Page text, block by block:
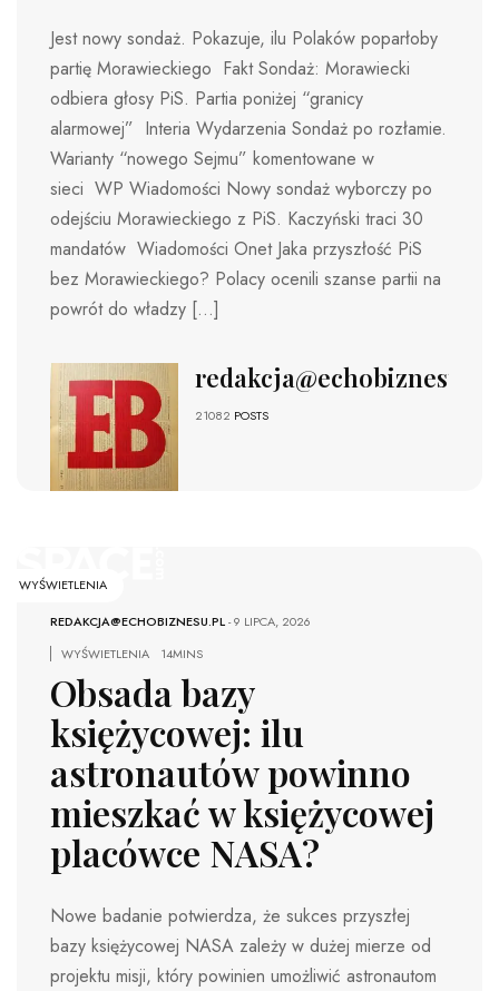
Jest nowy sondaż. Pokazuje, ilu Polaków poparłoby
partię Morawieckiego Fakt Sondaż: Morawiecki
odbiera głosy PiS. Partia poniżej “granicy
alarmowej” Interia Wydarzenia Sondaż po rozłamie.
Warianty “nowego Sejmu” komentowane w
sieci WP Wiadomości Nowy sondaż wyborczy po
odejściu Morawieckiego z PiS. Kaczyński traci 30
mandatów Wiadomości Onet Jaka przyszłość PiS
bez Morawieckiego? Polacy ocenili szanse partii na
powrót do władzy […]
redakcja@echobiznesu.pl
21082 POSTS
WYŚWIETLENIA
REDAKCJA@ECHOBIZNESU.PL-9 LIPCA, 2026
WYŚWIETLENIA
14MINS
Obsada bazy
księżycowej: ilu
astronautów powinno
mieszkać w księżycowej
placówce NASA?
Nowe badanie potwierdza, że ​​sukces przyszłej
bazy księżycowej NASA zależy w dużej mierze od
projektu misji, który powinien umożliwić astronautom